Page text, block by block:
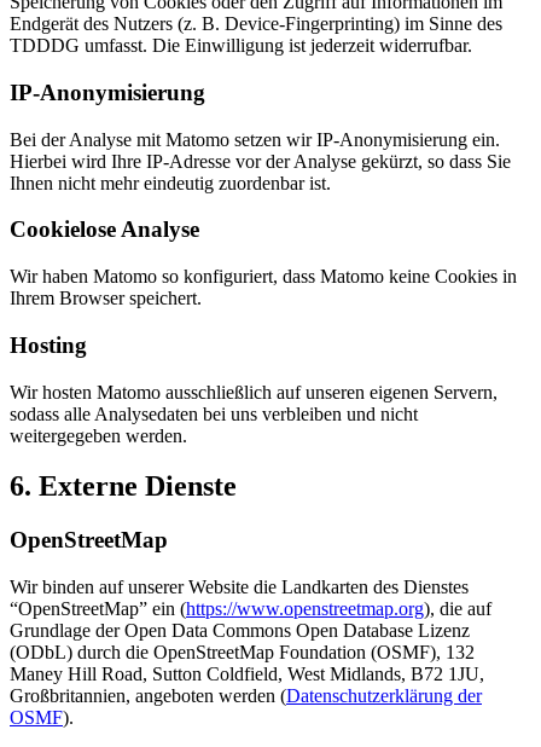
Endgerät des Nutzers (z. B. Device-Fingerprinting) im Sinne des
TDDDG umfasst. Die Einwilligung ist jederzeit widerrufbar.
IP-Anonymisierung
Bei der Analyse mit Matomo setzen wir IP-Anonymisierung ein.
Hierbei wird Ihre IP-Adresse vor der Analyse gekürzt, so dass Sie
Ihnen nicht mehr eindeutig zuordenbar ist.
Cookielose Analyse
Wir haben Matomo so konfiguriert, dass Matomo keine Cookies in
Ihrem Browser speichert.
Hosting
Wir hosten Matomo ausschließlich auf unseren eigenen Servern,
sodass alle Analysedaten bei uns verbleiben und nicht
weitergegeben werden.
6. Externe Dienste
OpenStreetMap
Wir binden auf unserer Website die Landkarten des Dienstes
“OpenStreetMap” ein (https://www.openstreetmap.org), die auf
Grundlage der Open Data Commons Open Database Lizenz
(ODbL) durch die OpenStreetMap Foundation (OSMF), 132
Maney Hill Road, Sutton Coldfield, West Midlands, B72 1JU,
Großbritannien, angeboten werden (Datenschutzerklärung der
OSMF).